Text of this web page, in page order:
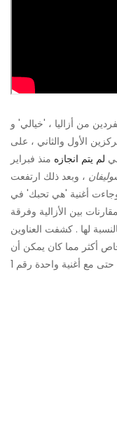
من أزاليا ، 'خيالي' و
الأول والثاني ، على
لم يتم انجازه منذ فبراير
، وبعد ذلك ارتفعت
أغنية 'هي تحبك' في
بين الأزالية وفرقة
لها . كشفت العناوين
أكثر مما كان يمكن أن